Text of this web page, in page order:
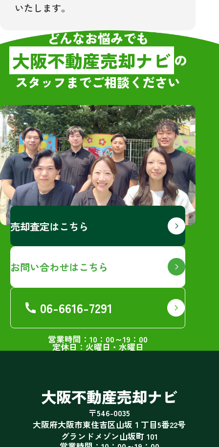
いたします。
どんなお悩みでも
大阪不動産売却ナビ の
スタッフまでご相談ください
売却査定はこちら
お問い合わせはこちら
06-6616-7291
営業時間：10：00～19：00
定休日：火曜日・水曜日
大阪不動産売却ナビ
〒546-0035
大阪府大阪市東住吉区山坂１丁目5番22号
グランドメゾン山坂町 101